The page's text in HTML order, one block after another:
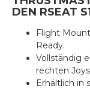
DEN RSEAT
Flight
Ready.
Vollständig
rechten
Erhältlich in